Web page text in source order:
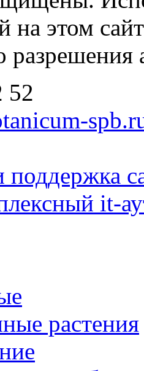
на этом
разрешения
52
поддержка
it-
растения